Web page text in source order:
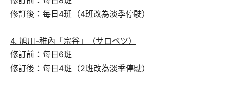
修訂後：每日4班（4班改為淡季停駛）
4. 旭川-稚內「宗谷」（サロベツ）
修訂前：每日6班
修訂後：每日4班（2班改為淡季停駛）